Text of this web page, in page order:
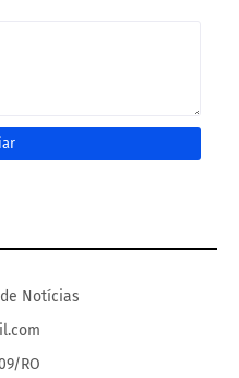
Notícias
RO